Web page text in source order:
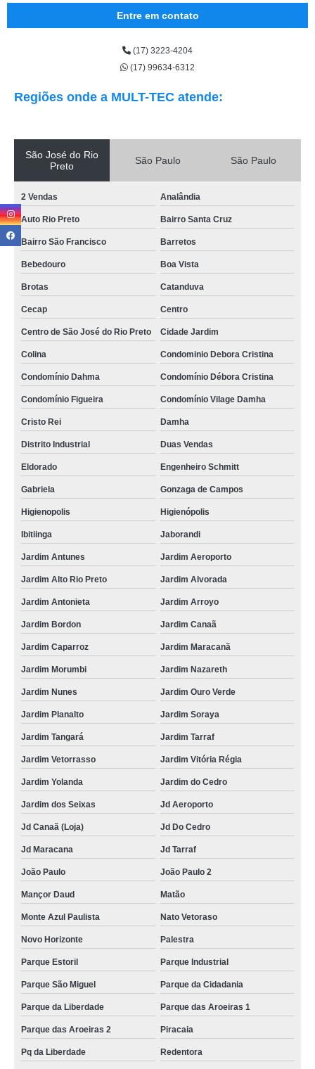
Entre em contato
(17) 3223-4204
(17) 99634-6312
Regiões onde a MULT-TEC atende:
São José do Rio
Preto
São Paulo São Paulo
2 Vendas Analândia
Auto Rio Preto Bairro Santa Cruz
Bairro São Francisco Barretos
Bebedouro Boa Vista
Brotas Catanduva
Cecap Centro
Centro de São José do Rio Preto Cidade Jardim
Colina Condominio Debora Cristina
Condomínio Dahma Condomínio Débora Cristina
Condomínio Figueira Condomínio Vilage Damha
Cristo Rei Damha
Distrito Industrial Duas Vendas
Eldorado Engenheiro Schmitt
Gabriela Gonzaga de Campos
Higienopolis Higienópolis
Ibitiinga Jaborandi
Jardim Antunes Jardim Aeroporto
Jardim Alto Rio Preto Jardim Alvorada
Jardim Antonieta Jardim Arroyo
Jardim Bordon Jardim Canaã
Jardim Caparroz Jardim Maracanã
Jardim Morumbi Jardim Nazareth
Jardim Nunes Jardim Ouro Verde
Jardim Planalto Jardim Soraya
Jardim Tangará Jardim Tarraf
Jardim Vetorrasso Jardim Vitória Régia
Jardim Yolanda Jardim do Cedro
Jardim dos Seixas Jd Aeroporto
Jd Canaã (Loja) Jd Do Cedro
Jd Maracana Jd Tarraf
João Paulo João Paulo 2
Mançor Daud Matão
Monte Azul Paulista Nato Vetoraso
Novo Horizonte Palestra
Parque Estoril Parque Industrial
Parque São Miguel Parque da Cidadania
Parque da Liberdade Parque das Aroeiras 1
Parque das Aroeiras 2 Piracaia
Pq da Liberdade Redentora